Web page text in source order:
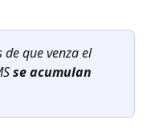
que venza el
se acumulan